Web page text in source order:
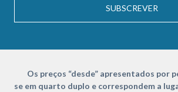
SUBSCREVER
Os preços “desde” apresentados por
se em quarto duplo e correspondem a